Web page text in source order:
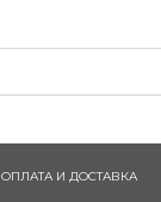
ОПЛАТА И ДОСТАВКА